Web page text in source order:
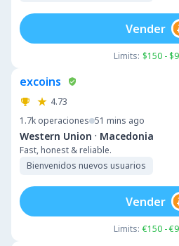
Limits: $150 -
Vender
excoins
4.73
1.7k operaciones 51 mins ago
Western Union · Macedonia
Fast, honest & reliable.
Bienvenidos nuevos usuarios
Limits: €150 -
Vender